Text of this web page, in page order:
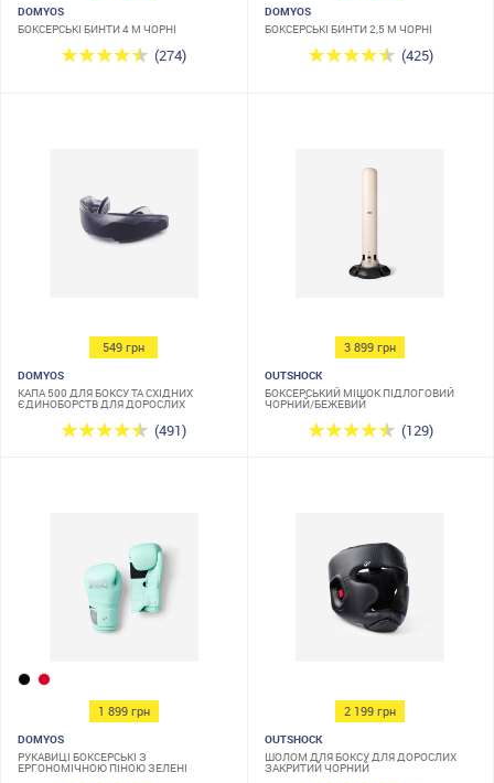
DOMYOS
БОКСЕРСЬКІ БИНТИ 4 М ЧОРНІ
(274)
DOMYOS
БОКСЕРСЬКІ БИНТИ 2,5 М ЧОРНІ
(425)
549 грн
DOMYOS
КАПА 500 ДЛЯ БОКСУ ТА СХІДНИХ
ЄДИНОБОРСТВ ДЛЯ ДОРОСЛИХ
(491)
3 899 грн
OUTSHOCK
БОКСЕРСЬКИЙ МІШОК ПІДЛОГОВИЙ
ЧОРНИЙ/БЕЖЕВИЙ
(129)
1 899 грн
DOMYOS
РУКАВИЦІ БОКСЕРСЬКІ З
ЕРГОНОМІЧНОЮ ПІНОЮ ЗЕЛЕНІ
2 199 грн
OUTSHOCK
ШОЛОМ ДЛЯ БОКСУ ДЛЯ ДОРОСЛИХ
ЗАКРИТИЙ ЧОРНИЙ